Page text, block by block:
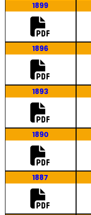
1899
1896
1893
1890
1887